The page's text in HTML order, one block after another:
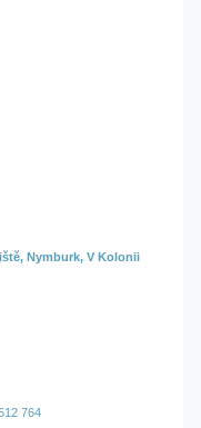
Nymburk, V Kolonii
764